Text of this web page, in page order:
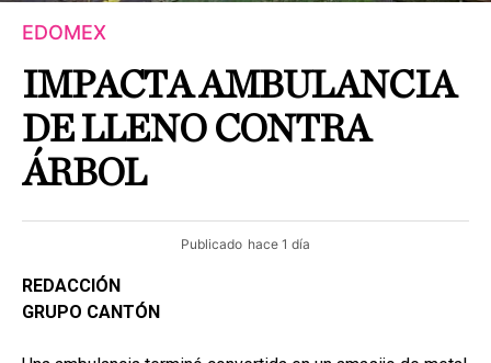
EDOMEX
IMPACTA AMBULANCIA
DE LLENO CONTRA
ÁRBOL
Publicado hace 1 día
REDACCIÓN
GRUPO CANTÓN